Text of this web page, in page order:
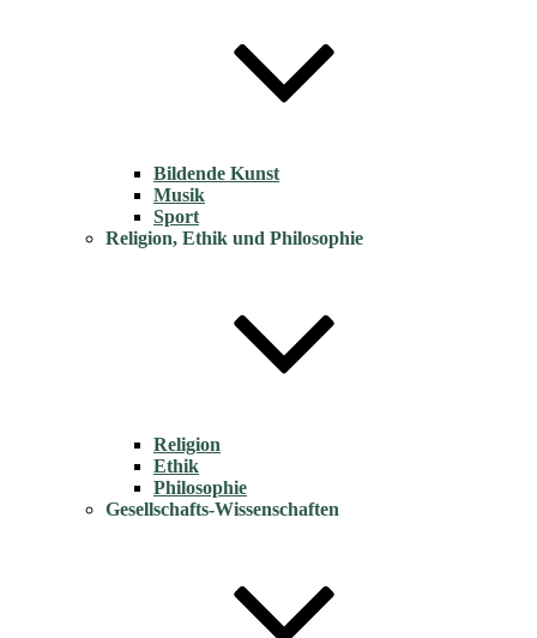
Bildende Kunst
Musik
Sport
Religion, Ethik und Philosophie
Religion
Ethik
Philosophie
Gesellschafts-Wissenschaften